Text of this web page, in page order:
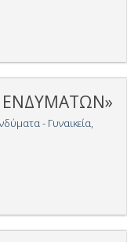
ΕΝΔΥΜΑΤΩΝ»
- Γυναικεία,